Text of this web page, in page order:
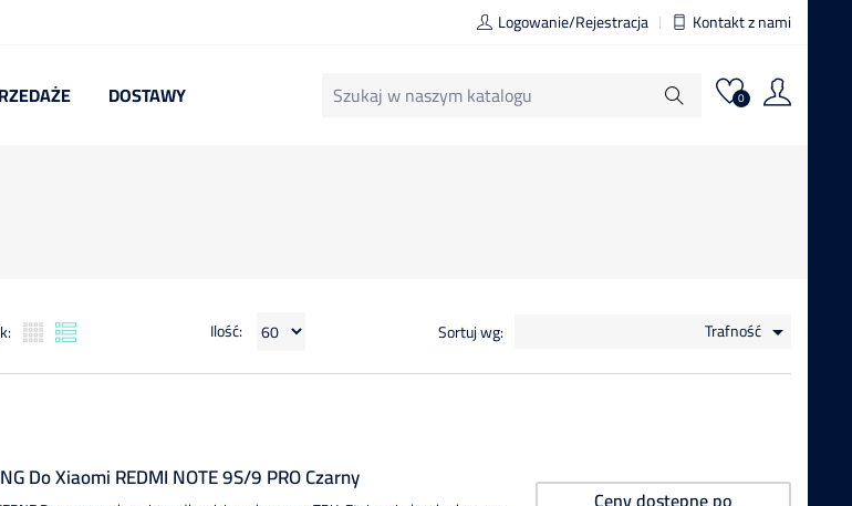
Logowanie/Rejestracja Kontakt z nami
DOSTAWY 0
Ilość: Sortuj wg: Trafność 
Do Xiaomi REDMI NOTE 9S/9 PRO Czarny